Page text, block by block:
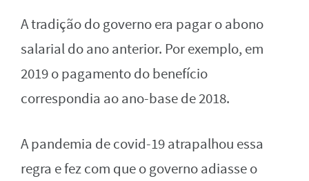
A tradição do governo era pagar o abono
salarial do ano anterior. Por exemplo, em
2019 o pagamento do benefício
correspondia ao ano-base de 2018.
A pandemia de covid-19 atrapalhou essa
regra e fez com que o governo adiasse o